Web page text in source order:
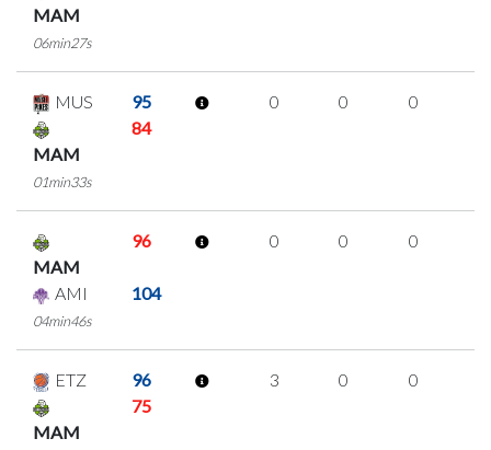
MAM
06min27s
MUS 95
MAM
84
01min33s
0 0 0
MAM
96
AMI 104
04min46s
0 0 0
ETZ 96
MAM
75
3 0 0